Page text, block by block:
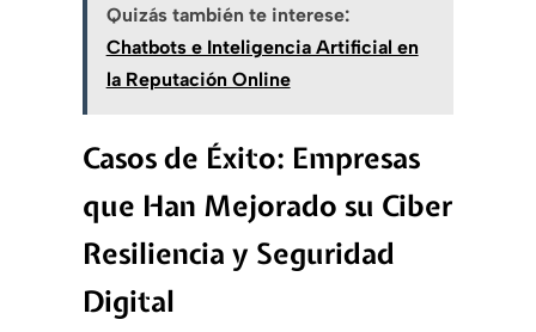
Quizás también te interese:
Chatbots e Inteligencia Artificial en
la Reputación Online
Casos de Éxito: Empresas
que Han Mejorado su Ciber
Resiliencia y Seguridad
Digital